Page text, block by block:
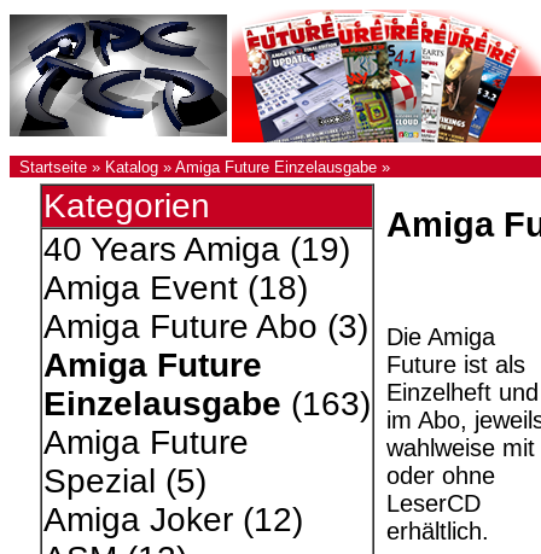
Startseite » Katalog » Amiga Future Einzelausgabe »
Kategorien
40 Years Amiga (19)
Amiga Event (18)
Amiga Future Abo (3)
Amiga Future
Einzelausgabe (163)
Amiga Future
Spezial (5)
Amiga Joker (12)
Amiga
Die Amiga
Future ist als
Einzelheft und
im Abo,
wahlweise mit
oder ohne
LeserCD
erhältlich.